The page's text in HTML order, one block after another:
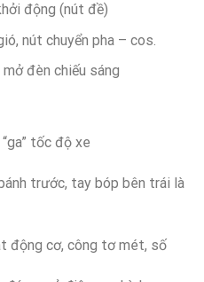
động (nút đề)
nút chuyển pha – cos.
đèn chiếu sáng
tốc độ xe
trước, tay bóp bên trái là
động cơ, công tơ mét, số